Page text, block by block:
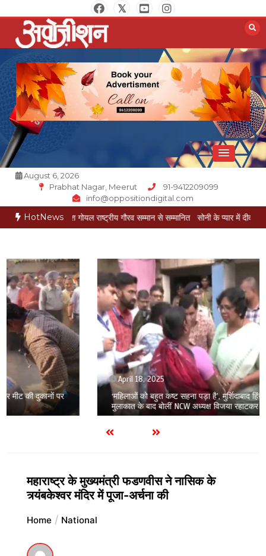
to
content
Opposition Digital
August 6, 2026
Prabhat Nagar, Meerut
91-9412209099
info@oppositiondigital.com
HotNews
मुकेश गोयल राष्ट्रीय गौरव सम्मान से सम्मानित सोनी के प्यार में दीवानी सीता पहुंची मेरठ
April 18, 2025
‘महिलाओं को बहुत कष्ट सहना पड़ा है’, मुर्शिदाबाद हिंसा पीड़ितों से
मुलाकात के बाद बोलीं NCW अध्यक्ष विजया रहाटकर
महाराष्ट्र के मुख्यमंत्री फडणवीस ने नासिक के
त्र्यंबकेश्वर मंदिर में पूजा-अर्चना की
Home National